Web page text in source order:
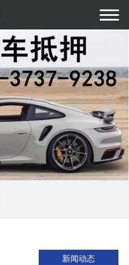
新闻动态